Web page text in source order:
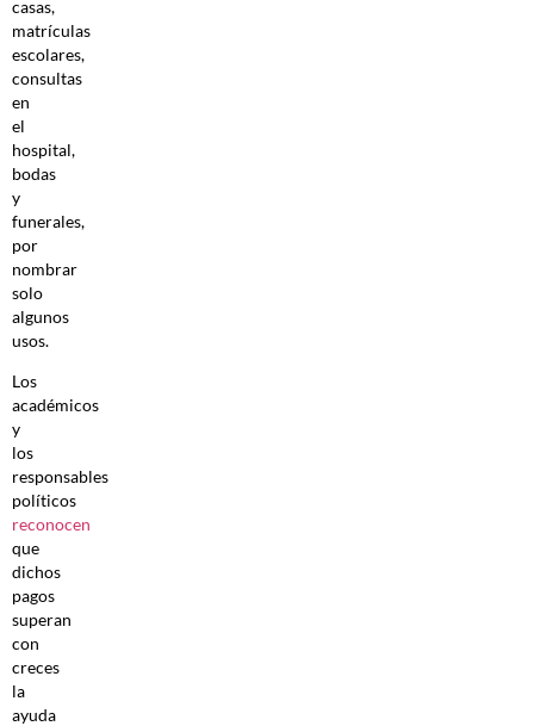
casas,
matrículas
escolares,
consultas
en
el
hospital,
bodas
y
funerales,
por
nombrar
solo
algunos
usos.
Los
académicos
y
los
responsables
políticos
reconocen
que
dichos
pagos
superan
con
creces
la
ayuda